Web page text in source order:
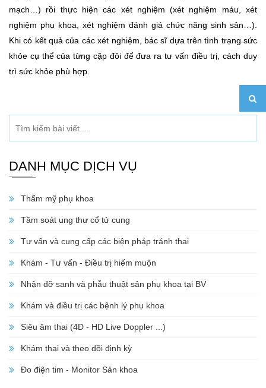
mạch…) rồi thực hiện các xét nghiệm (xét nghiệm máu, xét
nghiệm phụ khoa, xét nghiệm đánh giá chức năng sinh sản…).
Khi có kết quả của các xét nghiệm, bác sĩ dựa trên tình trạng sức
khỏe cụ thể của từng cặp đôi để đưa ra tư vấn điều trị, cách duy
trì sức khỏe phù hợp.
DANH MỤC DỊCH VỤ
Thẩm mỹ phụ khoa
Tầm soát ung thư cổ tử cung
Tư vấn và cung cấp các biện pháp tránh thai
Khám - Tư vấn - Điều trị hiếm muộn
Nhận đỡ sanh và phẫu thuật sản phụ khoa tại BV
Khám và điều trị các bệnh lý phụ khoa
Siêu âm thai (4D - HD Live Doppler ...)
Khám thai và theo dõi định kỳ
Đo điện tim - Monitor Sản khoa